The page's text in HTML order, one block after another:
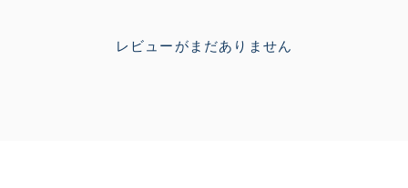
レビューがまだありません